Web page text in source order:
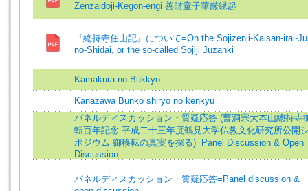
Zenzaidoji-Kegon-engi 善財童子華厳縁起
『總持寺住山記』について=On the Sojizenji-Kaisan-irai-
no-Shidai, or the so-called Sojiji Juzanki
Kamakura no Bukkyo
Kanazawa Bunko shiryo no kenkyu
パネルディスカッション・質疑応答 (曹洞宗大本山總持寺
転百年記念 平成二十三年度鶴見大学仏教文化研究所公開
ポジウム 御移転の真実を探る)=Panel Discussion & Open
Discussion
パネルディスカッション・質疑応答=Panel discussion &